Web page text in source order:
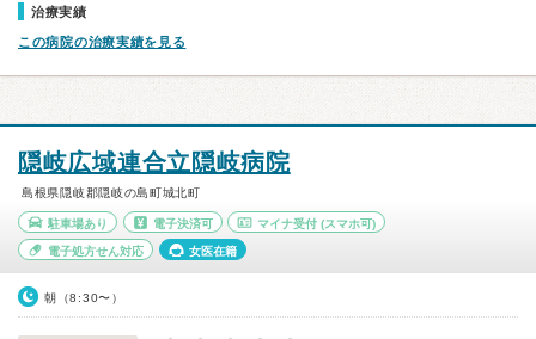
治療実績
この病院の治療実績を見る
隠岐広域連合立隠岐病院
島根県隠岐郡隠岐の島町城北町
駐車場あり 電子決済可 マイナ受付 (スマホ可)
電子処方せん対応 女医在籍
朝（8:30〜）